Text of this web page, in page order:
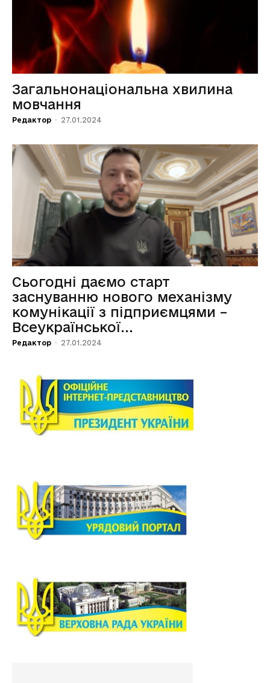
Загальнонаціональна хвилина
мовчання
Редактор - 27.01.2024
Сьогодні даємо старт
заснуванню нового механізму
комунікації з підприємцями –
Всеукраїнської...
Редактор - 27.01.2024